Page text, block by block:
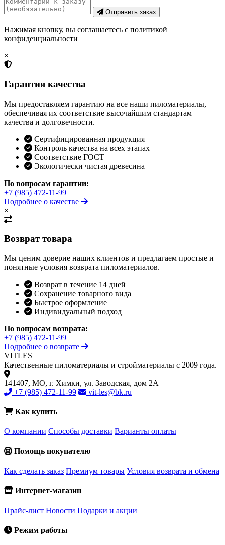
Отправить заказ
Нажимая кнопку, вы соглашаетесь с политикой
конфиденциальности
×
Гарантия качества
Мы предоставляем гарантию на все наши пиломатериалы,
обеспечивая их соответствие высочайшим стандартам
качества и долговечности.
Сертифицированная продукция
Контроль качества на всех этапах
Соответствие ГОСТ
Экологически чистая древесина
По вопросам гарантии:
+7 (985) 472-11-99
Подробнее о качестве
×
Возврат товара
Мы ценим доверие наших клиентов и предлагаем простые и
понятные условия возврата пиломатериалов.
Возврат в течение 14 дней
Сохранение товарного вида
Быстрое оформление
Индивидуальный подход
По вопросам возврата:
+7 (985) 472-11-99
Подробнее о возврате
VITLES
Качественные пиломатериалы и стройматериалы с 2009 года.
141407, МО, г. Химки, ул. Заводская, дом 2А
+7 (985) 472-11-99
vit-les@bk.ru
Как купить
О компании Способы доставки Варианты оплаты
Помощь покупателю
Как сделать заказ Премиум товары Условия возврата и обмена
Интернет-магазин
Прайс-лист Новости Подарки и акции
Режим работы